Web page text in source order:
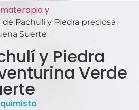
y
de Pachulí y Piedra preciosa
Suerte
y Piedra
Verde